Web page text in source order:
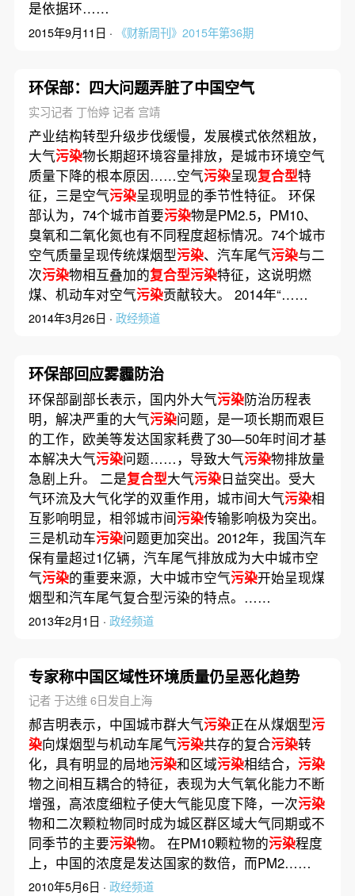
是依据环……
2015年9月11日 · 《财新周刊》2015年第36期
环保部：四大问题弄脏了中国空气
实习记者 丁怡婷 记者 宫靖
产业结构转型升级步伐缓慢，发展模式依然粗放，
大气污染物长期超环境容量排放，是城市环境空气
质量下降的根本原因……空气污染呈现复合型特
征，三是空气污染呈现明显的季节性特征。 环保
部认为，74个城市首要污染物是PM2.5，PM10、
臭氧和二氧化氮也有不同程度超标情况。74个城市
空气质量呈现传统煤烟型污染、汽车尾气污染与二
次污染物相互叠加的复合型污染特征，这说明燃
煤、机动车对空气污染贡献较大。 2014年“……
2014年3月26日 · 政经频道
环保部回应雾霾防治
环保部副部长表示，国内外大气污染防治历程表
明，解决严重的大气污染问题，是一项长期而艰巨
的工作，欧美等发达国家耗费了30—50年时间才基
本解决大气污染问题……，导致大气污染物排放量
急剧上升。 二是复合型大气污染日益突出。受大
气环流及大气化学的双重作用，城市间大气污染相
互影响明显，相邻城市间污染传输影响极为突出。
三是机动车污染问题更加突出。2012年，我国汽车
保有量超过1亿辆，汽车尾气排放成为大中城市空
气污染的重要来源，大中城市空气污染开始呈现煤
烟型和汽车尾气复合型污染的特点。……
2013年2月1日 · 政经频道
专家称中国区域性环境质量仍呈恶化趋势
记者 于达维 6日发自上海
郝吉明表示，中国城市群大气污染正在从煤烟型污
染向煤烟型与机动车尾气污染共存的复合污染转
化，具有明显的局地污染和区域污染相结合， 污染
物之间相互耦合的特征，表现为大气氧化能力不断
增强，高浓度细粒子使大气能见度下降，一次污染
物和二次颗粒物同时成为城区群区域大气同期或不
同季节的主要污染物。 在PM10颗粒物的污染程度
上，中国的浓度是发达国家的数倍，而PM2……
2010年5月6日 · 政经频道